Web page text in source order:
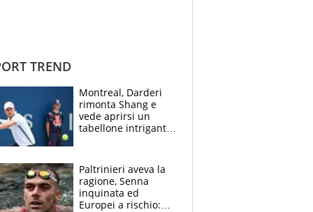
TREND
Montreal, Darderi
rimonta Shang e
vede aprirsi un
tabellone intrigante:
felice del mio livello"
Paltrinieri aveva la
ragione, Senna
inquinata ed
Europei a rischio: